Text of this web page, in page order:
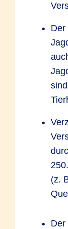
Der
(z.
Der